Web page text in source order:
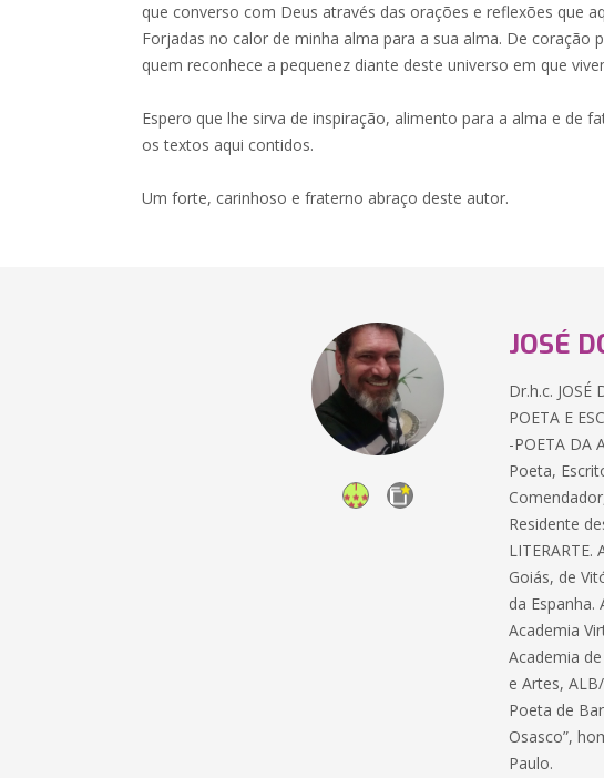
que converso com Deus através das orações e reflexões que
Forjadas no calor de minha alma para a sua alma. De coração
quem reconhece a pequenez diante deste universo em que
Espero que lhe sirva de inspiração, alimento para a alma e de
os textos aqui contidos.
Um forte, carinhoso e fraterno abraço deste autor.
JOSÉ
Dr.h.c. JOSÉ
POETA E
-POETA DA
Poeta,
Residente
Goiás, de
da Espanha.
Academia
Academia
e Artes,
Poeta de
Osasco”,
Paulo.